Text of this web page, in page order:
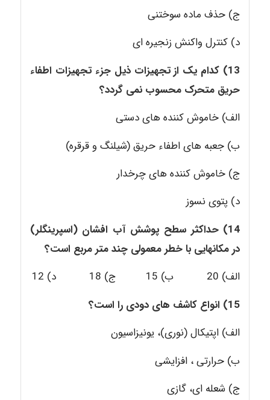
ج) حذف ماده سوختنی
د) کنترل واکنش زنجیره ای
13) کدام یک از تجهیزات ذیل جزء تجهیزات اطفاء
حریق متحرک محسوب نمی گردد؟
الف) خاموش کننده های دستی
ب) جعبه های اطفاء حریق (شیلنگ و قرقره)
ج) خاموش کننده های چرخدار
د) پتوی نسوز
14) حداکثر سطح پوشش آب افشان (اسپرینگلر)
در مکانهایی با خطر معمولی چند متر مربع است؟
الف) 20 ب) 15 ج) 18 د) 12
15) انواع کاشف های دودی را
است؟
الف) اپتیکال (نوری)، یونیزاسیون
ب) حرارتی ، افزایشی
ج) شعله ای، گازی